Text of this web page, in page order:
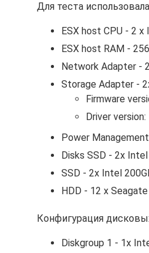
Для теста
ESX host CPU - 2 x
ESX host RAM -
Network Adapter -
Storage Adapter -
Firmware
Driver
Power
Disks SSD - 2x
SSD - 2x Intel
HDD - 12 x Seagate
Конфигурация
Diskgroup 1 - 1x